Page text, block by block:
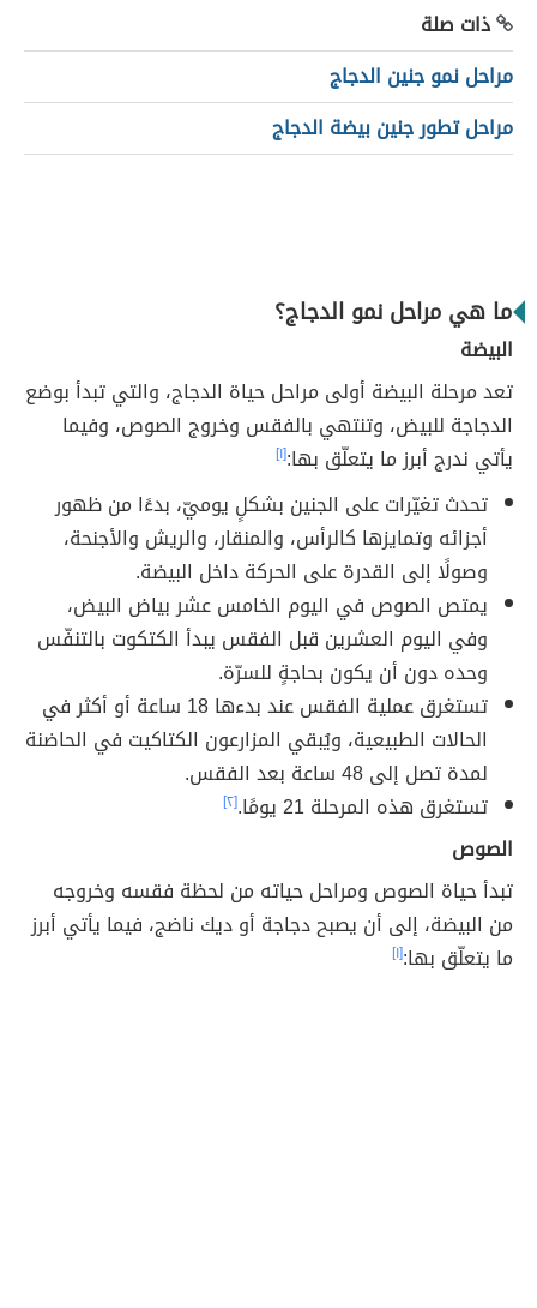
ذات صلة
مراحل نمو جنين الدجاج
مراحل تطور جنين بيضة الدجاج
ما هي مراحل نمو الدجاج؟
البيضة
تعد مرحلة البيضة أولى مراحل حياة الدجاج، والتي تبدأ بوضع
الدجاجة للبيض، وتنتهي بالفقس وخروج الصوص، وفيما
يأتي ندرج أبرز ما يتعلّق بها:[١]
تحدث تغيّرات على الجنين بشكلٍ يوميّ، بدءًا من ظهور
أجزائه وتمايزها كالرأس، والمنقار، والريش والأجنحة،
وصولًا إلى القدرة على الحركة داخل البيضة.
يمتص الصوص في اليوم الخامس عشر بياض البيض،
وفي اليوم العشرين قبل الفقس يبدأ الكتكوت بالتنفّس
وحده دون أن يكون بحاجةٍ للسرّة.
تستغرق عملية الفقس عند بدءها 18 ساعة أو أكثر في
الحالات الطبيعية، ويُبقي المزارعون الكتاكيت في الحاضنة
لمدة تصل إلى 48 ساعة بعد الفقس.
تستغرق هذه المرحلة 21 يومًا.
[٢]
الصوص
تبدأ حياة الصوص ومراحل حياته من لحظة فقسه وخروجه
من البيضة، إلى أن يصبح دجاجة أو ديك ناضج، فيما يأتي أبرز
ما يتعلّق بها:[١]